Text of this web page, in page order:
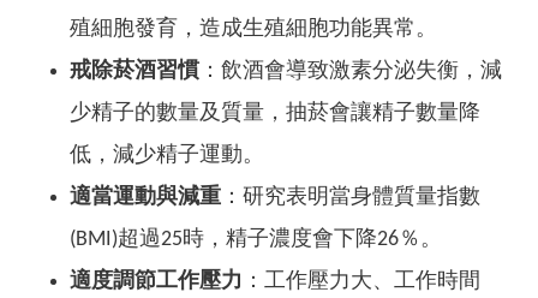
殖細胞發育，造成生殖細胞功能異常。
戒除菸酒習慣 ：飲酒會導致激素分泌失衡，減
少精子的數量及質量，抽菸會讓精子數量降
低，減少精子運動。
適當運動與減重 ：研究表明當身體質量指數
(BMI)超過25時，精子濃度會下降26％。
適度調節工作壓力 ：工作壓力大、工作時間